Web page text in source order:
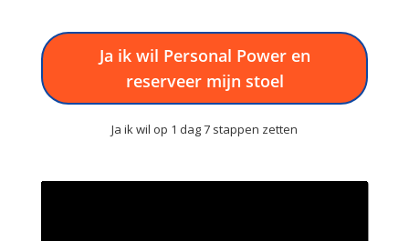
Ja ik wil Personal Power en
reserveer mijn stoel
Ja ik wil op 1 dag 7 stappen zetten